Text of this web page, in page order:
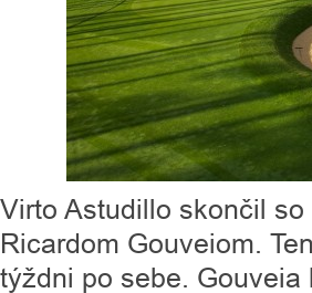
Virto Astudillo skončil
Ricardom Gouveiom.
týždni po sebe.